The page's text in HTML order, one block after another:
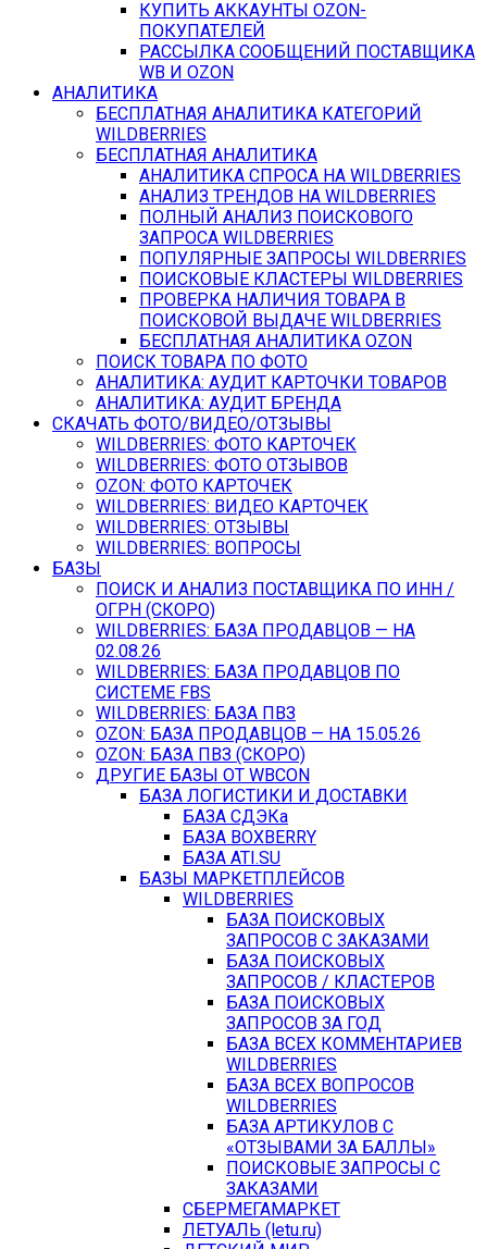
КУПИТЬ АККАУНТЫ OZON-
ПОКУПАТЕЛЕЙ
РАССЫЛКА СООБЩЕНИЙ ПОСТАВЩИКА
WB И OZON
АНАЛИТИКА
БЕСПЛАТНАЯ АНАЛИТИКА КАТЕГОРИЙ
WILDBERRIES
БЕСПЛАТНАЯ АНАЛИТИКА
АНАЛИТИКА СПРОСА НА WILDBERRIES
АНАЛИЗ ТРЕНДОВ НА WILDBERRIES
ПОЛНЫЙ АНАЛИЗ ПОИСКОВОГО
ЗАПРОСА WILDBERRIES
ПОПУЛЯРНЫЕ ЗАПРОСЫ WILDBERRIES
ПОИСКОВЫЕ КЛАСТЕРЫ WILDBERRIES
ПРОВЕРКА НАЛИЧИЯ ТОВАРА В
ПОИСКОВОЙ ВЫДАЧЕ WILDBERRIES
БЕСПЛАТНАЯ АНАЛИТИКА OZON
ПОИСК ТОВАРА ПО ФОТО
АНАЛИТИКА: АУДИТ КАРТОЧКИ ТОВАРОВ
АНАЛИТИКА: АУДИТ БРЕНДА
СКАЧАТЬ ФОТО/ВИДЕО/ОТЗЫВЫ
WILDBERRIES: ФОТО КАРТОЧЕК
WILDBERRIES: ФОТО ОТЗЫВОВ
OZON: ФОТО КАРТОЧЕК
WILDBERRIES: ВИДЕО КАРТОЧЕК
WILDBERRIES: ОТЗЫВЫ
WILDBERRIES: ВОПРОСЫ
БАЗЫ
ПОИСК И АНАЛИЗ ПОСТАВЩИКА ПО ИНН /
ОГРН (СКОРО)
WILDBERRIES: БАЗА ПРОДАВЦОВ — НА
02.08.26
WILDBERRIES: БАЗА ПРОДАВЦОВ ПО
СИСТЕМЕ FBS
WILDBERRIES: БАЗА ПВЗ
OZON: БАЗА ПРОДАВЦОВ — НА 15.05.26
OZON: БАЗА ПВЗ (СКОРО)
ДРУГИЕ БАЗЫ ОТ WBCON
БАЗА ЛОГИСТИКИ И ДОСТАВКИ
БАЗА СДЭКа
БАЗА BOXBERRY
БАЗА ATI.SU
БАЗЫ МАРКЕТПЛЕЙСОВ
WILDBERRIES
БАЗА ПОИСКОВЫХ
ЗАПРОСОВ С ЗАКАЗАМИ
БАЗА ПОИСКОВЫХ
ЗАПРОСОВ / КЛАСТЕРОВ
БАЗА ПОИСКОВЫХ
ЗАПРОСОВ ЗА ГОД
БАЗА ВСЕХ КОММЕНТАРИЕВ
WILDBERRIES
БАЗА ВСЕХ ВОПРОСОВ
WILDBERRIES
БАЗА АРТИКУЛОВ С
«ОТЗЫВАМИ ЗА БАЛЛЫ»
ПОИСКОВЫЕ ЗАПРОСЫ С
ЗАКАЗАМИ
СБЕРМЕГАМАРКЕТ
ЛЕТУАЛЬ (letu.ru)